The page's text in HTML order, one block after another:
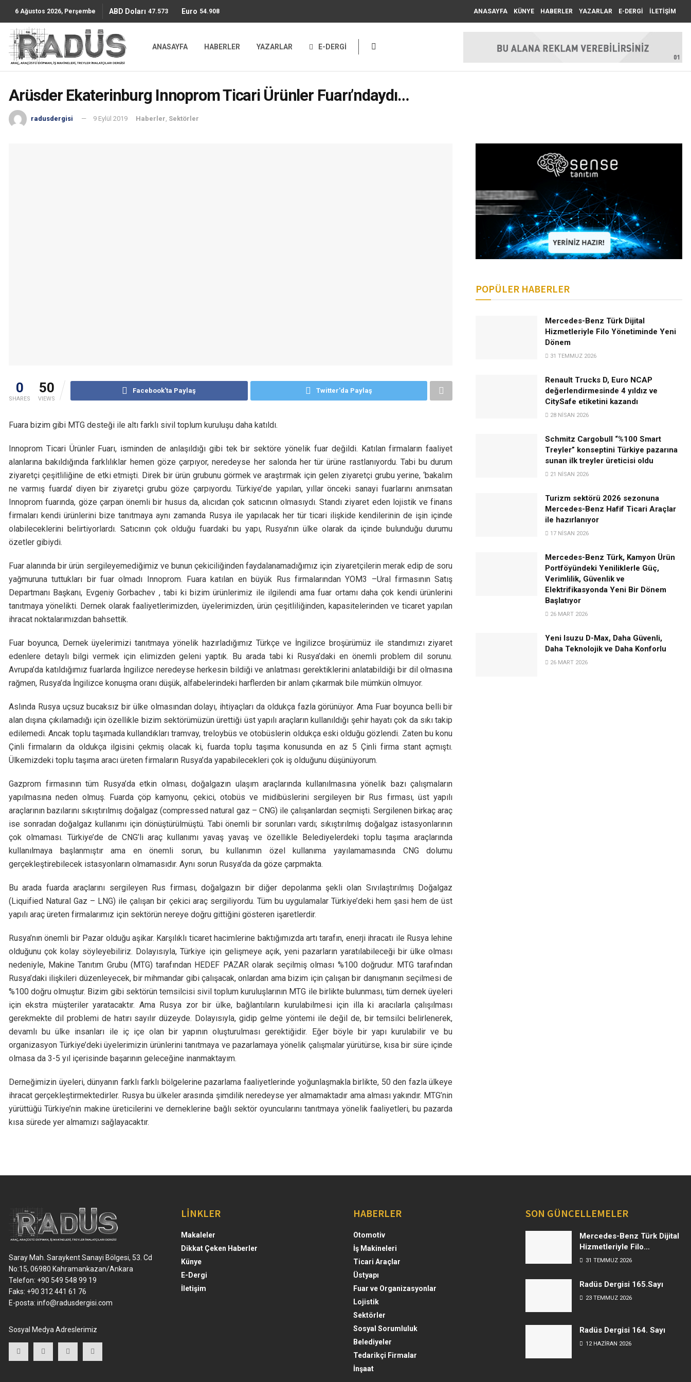
6 Ağustos 2026, Perşembe ABD Doları 47.5736 Euro 54.9087 ANASAYFA KÜNYE HABERLER YAZARLAR E-DERGİ İLETİŞİM
ANASAYFA HABERLER YAZARLAR E-DERGİ
Arüsder Ekaterinburg Innoprom Ticari Ürünler Fuarı’ndaydı…
radusdergisi 9 Eylül 2019 Haberler, Sektörler
0
SHARES
50
VIEWS
Facebook'ta Paylaş Twitter'da Paylaş
Fuara bizim gibi MTG desteği ile altı farklı sivil toplum kuruluşu daha katıldı.
Innoprom Ticari Ürünler Fuarı, isminden de anlaşıldığı gibi tek bir sektöre yönelik fuar değildi. Katılan firmaların faaliyet
alanlarına bakıldığında farklılıklar hemen göze çarpıyor, neredeyse her salonda her tür ürüne rastlanıyordu. Tabi bu durum
ziyaretçi çeşitliliğine de etki etmişti. Direk bir ürün grubunu görmek ve araştırmak için gelen ziyaretçi grubu yerine, ‘bakalım
ne varmış fuarda’ diyen bir ziyaretçi grubu göze çarpıyordu. Türkiye’de yapılan, yıllar önceki sanayi fuarlarını anımsatan
Innoprom fuarında, göze çarpan önemli bir husus da, alıcıdan çok satıcının olmasıydı. Standı ziyaret eden lojistik ve finans
firmaları kendi ürünlerini bize tanıtmaya aynı zamanda Rusya ile yapılacak her tür ticari ilişkide kendilerinin de işin içinde
olabileceklerini belirtiyorlardı. Satıcının çok olduğu fuardaki bu yapı, Rusya’nın ülke olarak da içinde bulunduğu durumu
özetler gibiydi.
Fuar alanında bir ürün sergileyemediğimiz ve bunun çekiciliğinden faydalanamadığımız için ziyaretçilerin merak edip de soru
yağmuruna tuttukları bir fuar olmadı Innoprom. Fuara katılan en büyük Rus firmalarından YOM3 –Ural firmasının Satış
Departmanı Başkanı, Evgeniy Gorbachev , tabi ki bizim ürünlerimiz ile ilgilendi ama fuar ortamı daha çok kendi ürünlerini
tanıtmaya yönelikti. Dernek olarak faaliyetlerimizden, üyelerimizden, ürün çeşitliliğinden, kapasitelerinden ve ticaret yapılan
ihracat noktalarımızdan bahsettik.
Fuar boyunca, Dernek üyelerimizi tanıtmaya yönelik hazırladığımız Türkçe ve İngilizce broşürümüz ile standımızı ziyaret
edenlere detaylı bilgi vermek için elimizden geleni yaptık. Bu arada tabi ki Rusya’daki en önemli problem dil sorunu.
Avrupa’da katıldığımız fuarlarda İngilizce neredeyse herkesin bildiği ve anlatması gerektiklerini anlatabildiği bir dil olmasına
rağmen, Rusya’da İngilizce konuşma oranı düşük, alfabelerindeki harflerden bir anlam çıkarmak bile mümkün olmuyor.
Aslında Rusya uçsuz bucaksız bir ülke olmasından dolayı, ihtiyaçları da oldukça fazla görünüyor. Ama Fuar boyunca belli bir
alan dışına çıkılamadığı için özellikle bizim sektörümüzün ürettiği üst yapılı araçların kullanıldığı şehir hayatı çok da sıkı takip
edilemedi. Ancak toplu taşımada kullandıkları tramvay, treloybüs ve otobüslerin oldukça eski olduğu gözlendi. Zaten bu konu
Çinli firmaların da oldukça ilgisini çekmiş olacak ki, fuarda toplu taşıma konusunda en az 5 Çinli firma stant açmıştı.
Ülkemizdeki toplu taşıma aracı üreten firmaların Rusya’da yapabilecekleri çok iş olduğunu düşünüyorum.
Gazprom firmasının tüm Rusya’da etkin olması, doğalgazın ulaşım araçlarında kullanılmasına yönelik bazı çalışmaların
yapılmasına neden olmuş. Fuarda çöp kamyonu, çekici, otobüs ve midibüslerini sergileyen bir Rus firması, üst yapılı
araçlarının bazılarını sıkıştırılmış doğalgaz (compressed natural gaz – CNG) ile çalışanlardan seçmişti. Sergilenen birkaç araç
ise sonradan doğalgaz kullanımı için dönüştürülmüştü. Tabi önemli bir sorunları vardı; sıkıştırılmış doğalgaz istasyonlarının
çok olmaması. Türkiye’de de CNG’li araç kullanımı yavaş yavaş ve özellikle Belediyelerdeki toplu taşıma araçlarında
kullanılmaya başlanmıştır ama en önemli sorun, bu kullanımın özel kullanıma yayılamamasında CNG dolumu
gerçekleştirebilecek istasyonların olmamasıdır. Aynı sorun Rusya’da da göze çarpmakta.
Bu arada fuarda araçlarını sergileyen Rus firması, doğalgazın bir diğer depolanma şekli olan Sıvılaştırılmış Doğalgaz
(Liquified Natural Gaz – LNG) ile çalışan bir çekici araç sergiliyordu. Tüm bu uygulamalar Türkiye’deki hem şasi hem de üst
yapılı araç üreten firmalarımız için sektörün nereye doğru gittiğini gösteren işaretlerdir.
Rusya’nın önemli bir Pazar olduğu aşikar. Karşılıklı ticaret hacimlerine baktığımızda artı tarafın, enerji ihracatı ile Rusya lehine
olduğunu çok kolay söyleyebiliriz. Dolayısıyla, Türkiye için gelişmeye açık, yeni pazarların yaratılabileceği bir ülke olması
nedeniyle, Makine Tanıtım Grubu (MTG) tarafından HEDEF PAZAR olarak seçilmiş olması %100 doğrudur. MTG tarafından
Rusya’daki ilişkileri düzenleyecek, bir mihmandar gibi çalışacak, onlardan ama bizim için çalışan bir danışmanın seçilmesi de
%100 doğru olmuştur. Bizim gibi sektörün temsilcisi sivil toplum kuruluşlarının MTG ile birlikte bulunması, tüm dernek üyeleri
için ekstra müşteriler yaratacaktır. Ama Rusya zor bir ülke, bağlantıların kurulabilmesi için illa ki aracılarla çalışılması
gerekmekte dil problemi de hatırı sayılır düzeyde. Dolayısıyla, gidip gelme yöntemi ile değil de, bir temsilci belirlenerek,
devamlı bu ülke insanları ile iç içe olan bir yapının oluşturulması gerektiğidir. Eğer böyle bir yapı kurulabilir ve bu
organizasyon Türkiye’deki üyelerimizin ürünlerini tanıtmaya ve pazarlamaya yönelik çalışmalar yürütürse, kısa bir süre içinde
olmasa da 3-5 yıl içerisinde başarının geleceğine inanmaktayım.
Derneğimizin üyeleri, dünyanın farklı farklı bölgelerine pazarlama faaliyetlerinde yoğunlaşmakla birlikte, 50 den fazla ülkeye
ihracat gerçekleştirmektedirler. Rusya bu ülkeler arasında şimdilik neredeyse yer almamaktadır ama alması yakındır. MTG’nin
yürüttüğü Türkiye’nin makine üreticilerini ve derneklerine bağlı sektör oyuncularını tanıtmaya yönelik faaliyetleri, bu pazarda
kısa sürede yer almamızı sağlayacaktır.
POPÜLER HABERLER
Mercedes-Benz Türk Dijital
Hizmetleriyle Filo Yönetiminde Yeni
Dönem
31 TEMMUZ 2026
Renault Trucks D, Euro NCAP
değerlendirmesinde 4 yıldız ve
CitySafe etiketini kazandı
28 NISAN 2026
Schmitz Cargobull “%100 Smart
Treyler” konseptini Türkiye pazarına
sunan ilk treyler üreticisi oldu
21 NISAN 2026
Turizm sektörü 2026 sezonuna
Mercedes-Benz Hafif Ticari Araçlar
ile hazırlanıyor
17 NISAN 2026
Mercedes-Benz Türk, Kamyon Ürün
Portföyündeki Yeniliklerle Güç,
Verimlilik, Güvenlik ve
Elektrifikasyonda Yeni Bir Dönem
Başlatıyor
26 MART 2026
Yeni Isuzu D-Max, Daha Güvenli,
Daha Teknolojik ve Daha Konforlu
26 MART 2026
Saray Mah. Saraykent Sanayi Bölgesi, 53. Cd
No:15, 06980 Kahramankazan/Ankara
Telefon: +90 549 548 99 19
Faks: +90 312 441 61 76
E-posta: info@radusdergisi.com
Sosyal Medya Adreslerimiz
LİNKLER
Makaleler
Dikkat Çeken Haberler
Künye
E-Dergi
İletişim
HABERLER
Otomotiv
İş Makineleri
Ticari Araçlar
Üstyapı
Fuar ve Organizasyonlar
Lojistik
Sektörler
Sosyal Sorumluluk
Belediyeler
Tedarikçi Firmalar
İnşaat
SON GÜNCELLEMELER
Mercedes-Benz Türk Dijital
Hizmetleriyle Filo
Yönetiminde Yeni Dönem
31 TEMMUZ 2026
Radüs Dergisi 165.Sayı
23 TEMMUZ 2026
Radüs Dergisi 164. Sayı
12 HAZIRAN 2026